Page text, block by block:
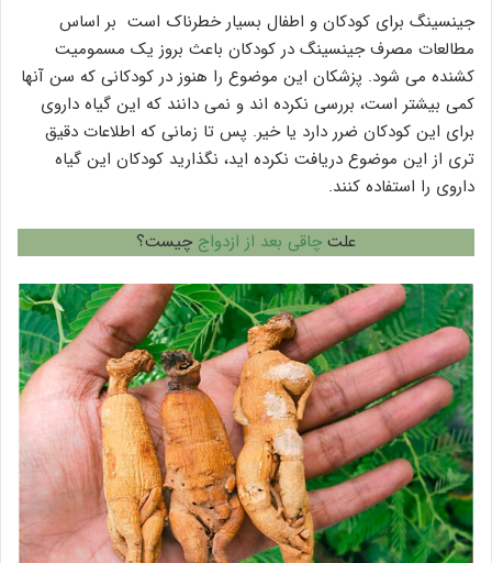
جینسینگ برای کودکان و اطفال بسیار خطرناک است بر اساس
مطالعات مصرف جینسینگ در کودکان باعث بروز یک مسمومیت
کشنده می شود. پزشکان این موضوع را هنوز در کودکانی که سن آنها
کمی بیشتر است، بررسی نکرده اند و نمی دانند که این گیاه داروی
برای این کودکان ضرر دارد یا خیر. پس تا زمانی که اطلاعات دقیق
تری از این موضوع دریافت نکرده اید، نگذارید کودکان این گیاه
داروی را استفاده کنند.
علت چاقی بعد از ازدواج چیست؟